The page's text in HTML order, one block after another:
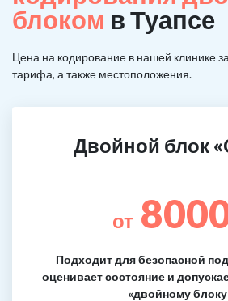
блоком в Туапсе
Цена на кодирование в нашей клинике
тарифа, а также местоположения.
Двойной блок
от
Подходит для безопасной
оценивает состояние и
«двойному